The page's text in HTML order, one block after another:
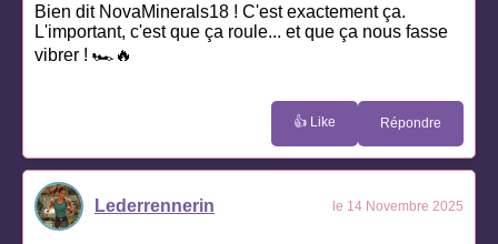
Bien dit NovaMinerals18 ! C'est exactement ça.
L'important, c'est que ça roule... et que ça nous fasse
vibrer ! 🏎️🔥
👍 Like Répondre
Lederrennerin le 14 Novembre 2025